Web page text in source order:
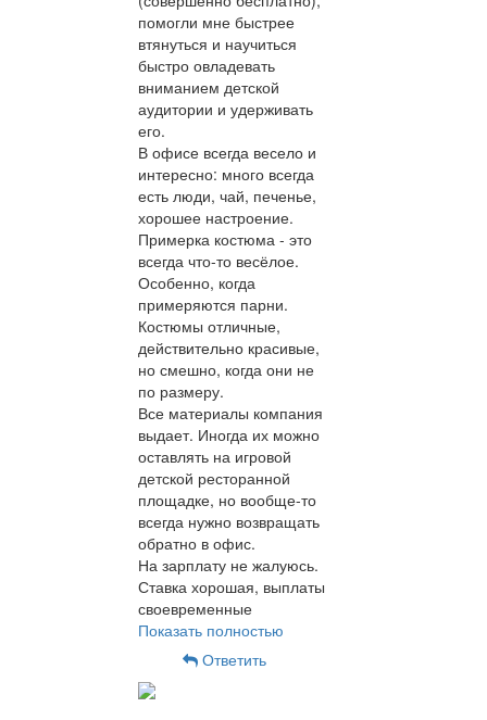
помогли мне быстрее
втянуться и научиться
быстро овладевать
вниманием детской
аудитории и удерживать
его.
В офисе всегда весело и
интересно: много всегда
есть люди, чай, печенье,
хорошее настроение.
Примерка костюма - это
всегда что-то весёлое.
Особенно, когда
примеряются парни.
Костюмы отличные,
действительно красивые,
но смешно, когда они не
по размеру.
Все материалы компания
выдает. Иногда их можно
оставлять на игровой
детской ресторанной
площадке, но вообще-то
всегда нужно возвращать
обратно в офис.
На зарплату не жалуюсь.
Ставка хорошая, выплаты
своевременные
Показать полностью
Ответить